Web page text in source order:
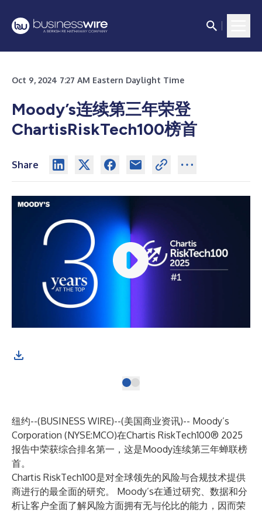
Oct 9, 2024 7:27 AM Eastern Daylight Time
Moody’s连续第三年荣登
ChartisRiskTech100榜首
Share
纽约--(BUSINESS WIRE)--(美国商业资讯)-- Moody’s
Corporation (NYSE:MCO)在Chartis RiskTech100® 2025
报告中荣获综合排名第一，这是Moody连续第三年蝉联榜
首。
Chartis RiskTech100是对全球领先的风险与合规技术提供
商进行的最全面的研究。 Moody’s在通过研究、数据和分
析让客户全面了解风险方面拥有无与伦比的能力，因而荣